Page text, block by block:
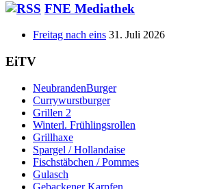
FNE Mediathek
Freitag nach eins 31. Juli 2026
EiTV
NeubrandenBurger
Currywurstburger
Grillen 2
Winterl. Frühlingsrollen
Grillhaxe
Spargel / Hollandaise
Fischstäbchen / Pommes
Gulasch
Gebackener Karpfen